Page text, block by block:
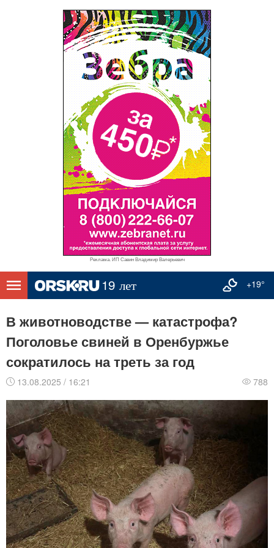
Реклама. ИП Савин Владимир Валерьевич
+19°
В животноводстве — катастрофа?
Поголовье свиней в Оренбуржье
сократилось на треть за год
13.08.2025 / 16:21 788